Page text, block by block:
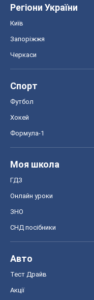
Регіони України
Київ
Запоріжжя
Черкаси
Спорт
Футбол
Хокей
Формула-1
Моя школа
ГДЗ
Онлайн уроки
ЗНО
СНД посібники
Авто
Тест Драйв
Акції